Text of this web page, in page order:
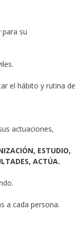
su
el hábito y rutina de
actuaciones,
ESTUDIO,
ACTÚA.
a cada persona.